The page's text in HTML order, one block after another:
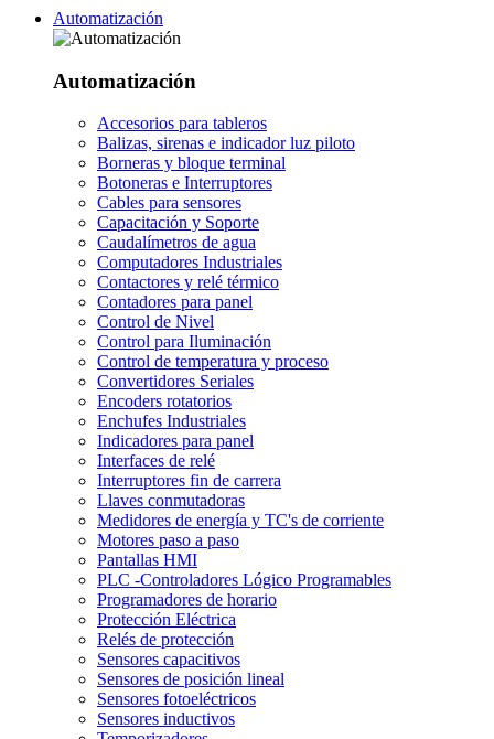
Automatización
Automatización
Accesorios para tableros
Balizas, sirenas e indicador luz piloto
Borneras y bloque terminal
Botoneras e Interruptores
Cables para sensores
Capacitación y Soporte
Caudalímetros de agua
Computadores Industriales
Contactores y relé térmico
Contadores para panel
Control de Nivel
Control para Iluminación
Control de temperatura y proceso
Convertidores Seriales
Encoders rotatorios
Enchufes Industriales
Indicadores para panel
Interfaces de relé
Interruptores fin de carrera
Llaves conmutadoras
Medidores de energía y TC's de corriente
Motores paso a paso
Pantallas HMI
PLC -Controladores Lógico Programables
Programadores de horario
Protección Eléctrica
Relés de protección
Sensores capacitivos
Sensores de posición lineal
Sensores fotoeléctricos
Sensores inductivos